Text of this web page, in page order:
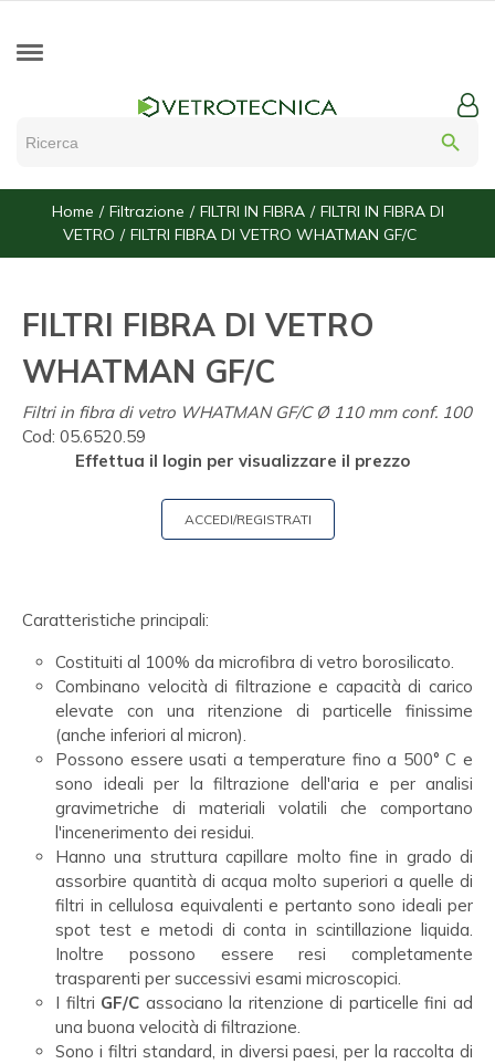
search
Home Filtrazione FILTRI IN FIBRA
FILTRI IN FIBRA DI
VETRO
FILTRI FIBRA DI VETRO WHATMAN GF/C
FILTRI FIBRA DI VETRO
WHATMAN GF/C
Filtri in fibra di vetro WHATMAN GF/C Ø 110 mm conf. 100
Cod: 05.6520.59
Effettua il login per visualizzare il prezzo
ACCEDI/REGISTRATI
Caratteristiche principali:
Costituiti al 100% da microfibra di vetro borosilicato.
Combinano velocità di filtrazione e capacità di carico
elevate con una ritenzione di particelle finissime
(anche inferiori al micron).
Possono essere usati a temperature fino a 500° C e
sono ideali per la filtrazione dell'aria e per analisi
gravimetriche di materiali volatili che comportano
l'incenerimento dei residui.
Hanno una struttura capillare molto fine in grado di
assorbire quantità di acqua molto superiori a quelle di
filtri in cellulosa equivalenti e pertanto sono ideali per
spot test e metodi di conta in scintillazione liquida.
Inoltre possono essere resi completamente
trasparenti per successivi esami microscopici.
I filtri GF/C associano la ritenzione di particelle fini ad
una buona velocità di filtrazione.
Sono i filtri standard, in diversi paesi, per la raccolta di